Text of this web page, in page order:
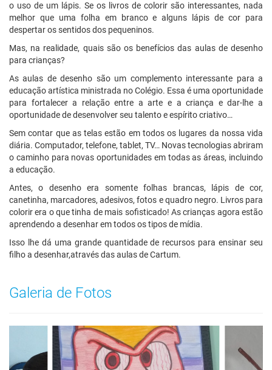
o uso de um lápis. Se os livros de colorir são interessantes, nada
melhor que uma folha em branco e alguns lápis de cor para
despertar os sentidos dos pequeninos.
Mas, na realidade, quais são os benefícios das aulas de desenho
para crianças?
As aulas de desenho são um complemento interessante para a
educação artística ministrada no Colégio. Essa é uma oportunidade
para fortalecer a relação entre a arte e a criança e dar-lhe a
oportunidade de desenvolver seu talento e espírito criativo…
Sem contar que as telas estão em todos os lugares da nossa vida
diária. Computador, telefone, tablet, TV… Novas tecnologias abriram
o caminho para novas oportunidades em todas as áreas, incluindo
a educação.
Antes, o desenho era somente folhas brancas, lápis de cor,
canetinha, marcadores, adesivos, fotos e quadro negro. Livros para
colorir era o que tinha de mais sofisticado! As crianças agora estão
aprendendo a desenhar em todos os tipos de mídia.
Isso lhe dá uma grande quantidade de recursos para ensinar seu
filho a desenhar,através das aulas de Cartum.
Galeria de Fotos